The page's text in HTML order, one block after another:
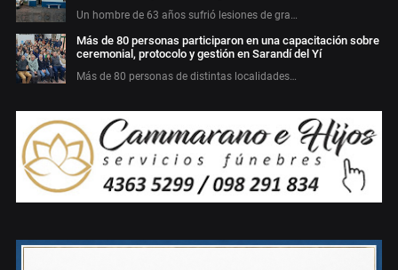
Un hombre de 63 años sufrió lesiones de gra…
Más de 80 personas participaron en una capacitación sobre
ceremonial, protocolo y gestión en Sarandí del Yí
Más de 80 personas de distintas localidades…